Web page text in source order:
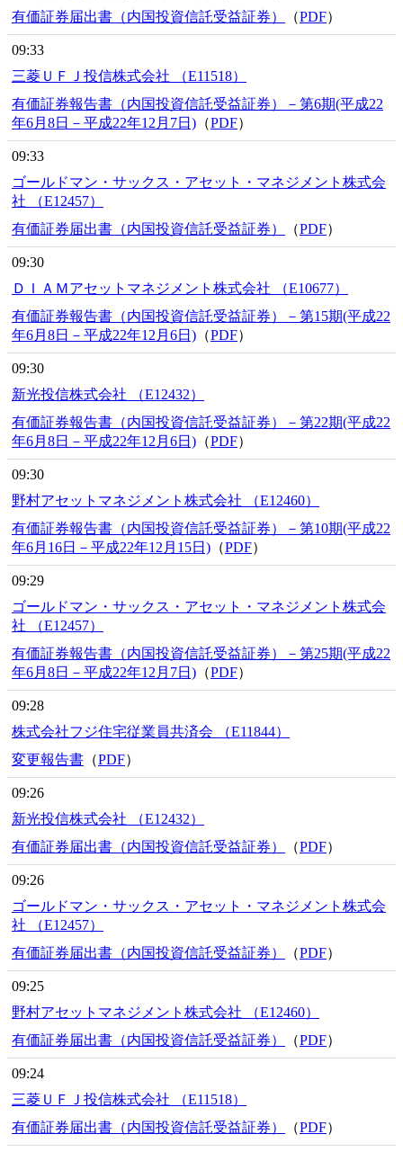
有価証券届出書（内国投資信託受益証券）
（PDF）
09:33
三菱ＵＦＪ投信株式会社 （E11518）
有価証券報告書（内国投資信託受益証券）－第6期(平成22
年6月8日－平成22年12月7日) （PDF）
09:33
ゴールドマン・サックス・アセット・マネジメント株式会
社 （E12457）
有価証券届出書（内国投資信託受益証券）
（PDF）
09:30
ＤＩＡＭアセットマネジメント株式会社 （E10677）
有価証券報告書（内国投資信託受益証券）－第15期(平成22
年6月8日－平成22年12月6日) （PDF）
09:30
新光投信株式会社 （E12432）
有価証券報告書（内国投資信託受益証券）－第22期(平成22
年6月8日－平成22年12月6日) （PDF）
09:30
野村アセットマネジメント株式会社 （E12460）
有価証券報告書（内国投資信託受益証券）－第10期(平成22
年6月16日－平成22年12月15日) （PDF）
09:29
ゴールドマン・サックス・アセット・マネジメント株式会
社 （E12457）
有価証券報告書（内国投資信託受益証券）－第25期(平成22
年6月8日－平成22年12月7日) （PDF）
09:28
株式会社フジ住宅従業員共済会 （E11844）
変更報告書 （PDF）
09:26
新光投信株式会社 （E12432）
有価証券届出書（内国投資信託受益証券）
（PDF）
09:26
ゴールドマン・サックス・アセット・マネジメント株式会
社 （E12457）
有価証券届出書（内国投資信託受益証券）
（PDF）
09:25
野村アセットマネジメント株式会社 （E12460）
有価証券届出書（内国投資信託受益証券）
（PDF）
09:24
三菱ＵＦＪ投信株式会社 （E11518）
有価証券届出書（内国投資信託受益証券）
（PDF）